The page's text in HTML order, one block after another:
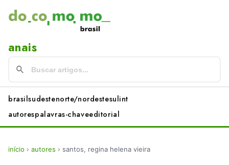
anais
brasilsudestenorte/nordestesulint
autorespalavras-chaveeditorial
início › autores › santos, regina helena vieira